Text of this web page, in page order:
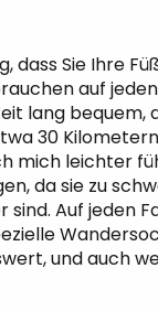
dass Sie Ihre
auf
lang
30
mich leichter
da sie zu
Auf jeden
und auch